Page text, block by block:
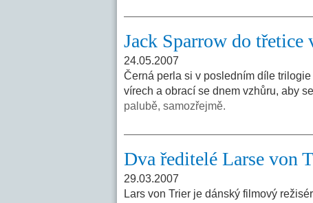
Jack Sparrow do třetice
24.05.2007
Černá perla si v posledním díle
vírech a obrací se dnem vzhůru, aby
palubě, samozřejmě.
Dva ředitelé Larse von
29.03.2007
Lars von Trier je dánský filmový